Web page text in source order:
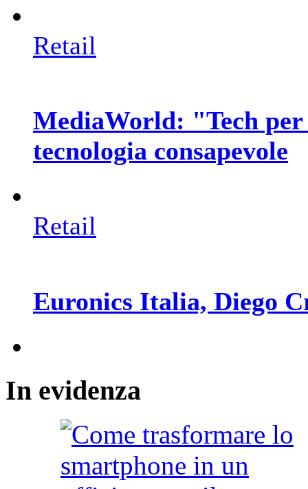
Retail
MediaWorld: "Tech
tecnologia consapevole
Retail
Euronics Italia, Diego
In evidenza